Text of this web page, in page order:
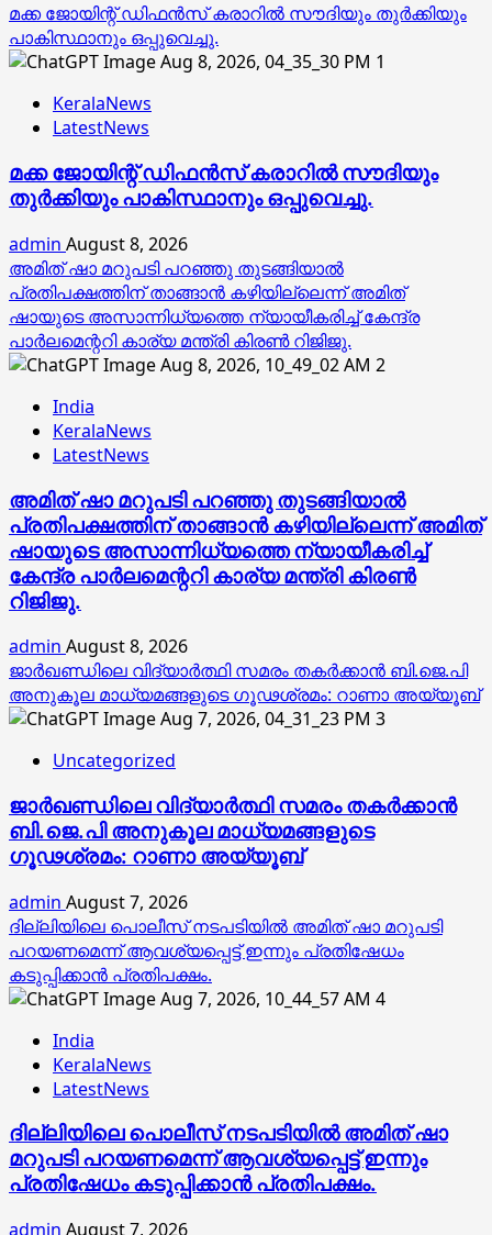
മക്ക ജോയിന്റ് ഡിഫന്‍സ് കരാറില്‍ സൗദിയും തുര്‍ക്കിയും
പാകിസ്ഥാനും ഒപ്പുവെച്ചു.
1
KeralaNews
LatestNews
മക്ക ജോയിന്റ് ഡിഫന്‍സ് കരാറില്‍ സൗദിയും
തുര്‍ക്കിയും പാകിസ്ഥാനും ഒപ്പുവെച്ചു.
admin August 8, 2026
അമിത് ഷാ മറുപടി പറഞ്ഞു തുടങ്ങിയാല്‍
പ്രതിപക്ഷത്തിന് താങ്ങാന്‍ കഴിയില്ലെന്ന് അമിത്
ഷായുടെ അസാന്നിധ്യത്തെ ന്യായീകരിച്ച് കേന്ദ്ര
പാര്‍ലമെന്ററി കാര്യ മന്ത്രി കിരണ്‍ റിജിജു.
2
India
KeralaNews
LatestNews
അമിത് ഷാ മറുപടി പറഞ്ഞു തുടങ്ങിയാല്‍
പ്രതിപക്ഷത്തിന് താങ്ങാന്‍ കഴിയില്ലെന്ന് അമിത്
ഷായുടെ അസാന്നിധ്യത്തെ ന്യായീകരിച്ച്
കേന്ദ്ര പാര്‍ലമെന്ററി കാര്യ മന്ത്രി കിരണ്‍
റിജിജു.
admin August 8, 2026
ജാര്‍ഖണ്ഡിലെ വിദ്യാര്‍ത്ഥി സമരം തകര്‍ക്കാന്‍ ബി.ജെ.പി
അനുകൂല മാധ്യമങ്ങളുടെ ഗൂഢശ്രമം: റാണാ അയ്യൂബ്
3
Uncategorized
ജാര്‍ഖണ്ഡിലെ വിദ്യാര്‍ത്ഥി സമരം തകര്‍ക്കാന്‍
ബി.ജെ.പി അനുകൂല മാധ്യമങ്ങളുടെ
ഗൂഢശ്രമം: റാണാ അയ്യൂബ്
admin August 7, 2026
ദില്ലിയിലെ പൊലീസ് നടപടിയിൽ അമിത് ഷാ മറുപടി
പറയണമെന്ന് ആവശ്യപ്പെട്ട് ഇന്നും പ്രതിഷേധം
കടുപ്പിക്കാൻ പ്രതിപക്ഷം.
4
India
KeralaNews
LatestNews
ദില്ലിയിലെ പൊലീസ് നടപടിയിൽ അമിത് ഷാ
മറുപടി പറയണമെന്ന് ആവശ്യപ്പെട്ട് ഇന്നും
പ്രതിഷേധം കടുപ്പിക്കാൻ പ്രതിപക്ഷം.
admin August 7, 2026